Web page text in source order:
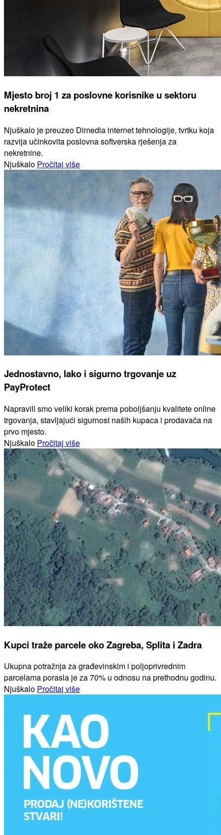
Mjesto broj 1 za poslovne korisnike u sektoru
nekretnina
Njuškalo je preuzeo Dimedia internet tehnologije, tvrtku koja
razvija učinkovita poslovna softverska rješenja za
nekretnine.
Njuškalo Pročitaj više
Jednostavno, lako i sigurno trgovanje uz
PayProtect
Napravili smo veliki korak prema poboljšanju kvalitete online
trgovanja, stavljajući sigurnost naših kupaca i prodavača na
prvo mjesto.
Njuškalo Pročitaj više
Kupci traže parcele oko Zagreba, Splita i Zadra
Ukupna potražnja za građevinskim i poljoprivrednim
parcelama porasla je za 70% u odnosu na prethodnu godinu.
Njuškalo Pročitaj više